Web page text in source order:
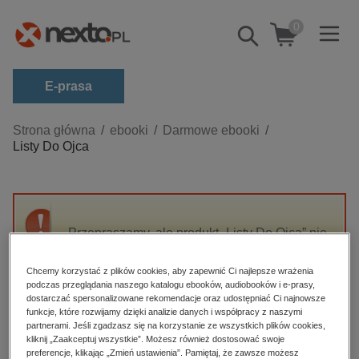
Pokaż/schowaj
wyszukiwarkę
0
E-prasa
Kategorie
Zobacz wszystkie E-prasa
budownictwo, aranżacja wnętrz
darmowe wydania
edukacja
hobby, sport, rozrywka
komputery, internet, technologie, informatyka
Strona główna ebooki
Darmowe ebooki
Listy Do Ojca
Przepraszamy, ale produkt „Listy Do Ojca” nie
High-contrast mode
Polecane
Chcemy korzystać z plików cookies, aby zapewnić Ci najlepsze wrażenia
podczas przeglądania naszego katalogu ebooków, audiobooków i e-prasy,
dostarczać spersonalizowane rekomendacje oraz udostępniać Ci najnowsze
funkcje, które rozwijamy dzięki analizie danych i współpracy z naszymi
partnerami. Jeśli zgadzasz się na korzystanie ze wszystkich plików cookies,
kliknij „Zaakceptuj wszystkie”. Możesz również dostosować swoje
preferencje, klikając „Zmień ustawienia”. Pamiętaj, że zawsze możesz